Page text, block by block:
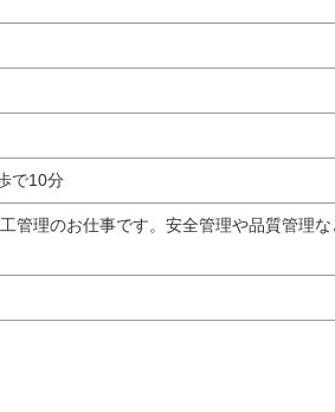
で10分
管理のお仕事です。安全管理や品質管理な